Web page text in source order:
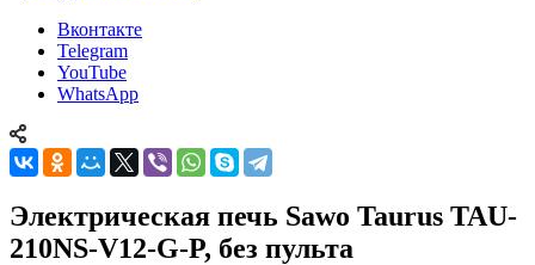
Вконтакте
Telegram
YouTube
WhatsApp
Электрическая печь Sawo Taurus TAU-
210NS-V12-G-P, без пульта